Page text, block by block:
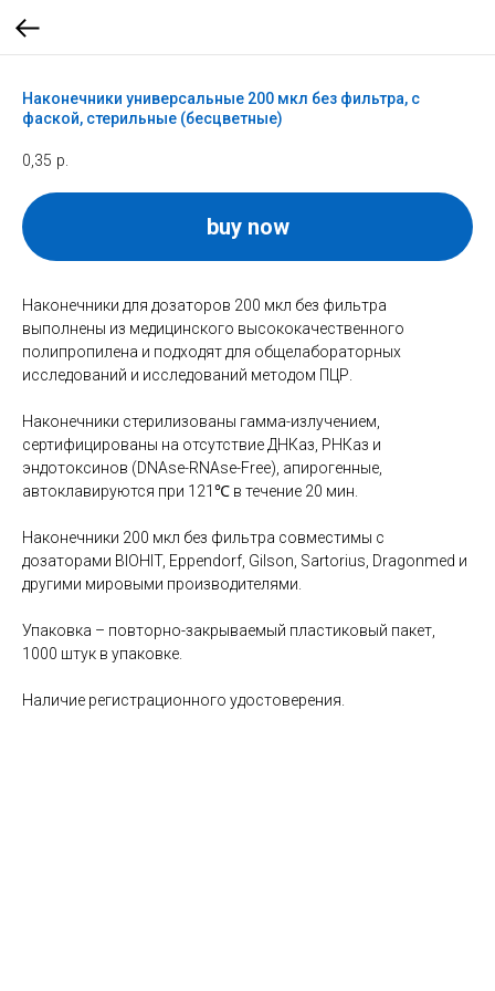
Наконечники универсальные 200 мкл без фильтра, с
фаской, стерильные (бесцветные)
0,35 р.
buy now
Наконечники для дозаторов 200 мкл без фильтра
выполнены из медицинского высококачественного
полипропилена и подходят для общелабораторных
исследований и исследований методом ПЦР.
Наконечники стерилизованы гамма-излучением,
сертифицированы на отсутствие ДНКаз, РНКаз и
эндотоксинов (DNAse-RNAse-Free), апирогенные,
автоклавируются при 121℃ в течение 20 мин.
Наконечники 200 мкл без фильтра совместимы с
дозаторами BIOHIT, Eppendorf, Gilson, Sartorius, Dragonmed и
другими мировыми производителями.
Упаковка – повторно-закрываемый пластиковый пакет,
1000 штук в упаковке.
Наличие регистрационного удостоверения.